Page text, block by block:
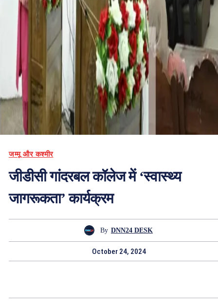
जम्मू और कश्मीर
जीडीसी गांदरबल कॉलेज में ‘स्वास्थ्य
जागरूकता’ कार्यक्रम
By DNN24 DESK
October 24, 2024